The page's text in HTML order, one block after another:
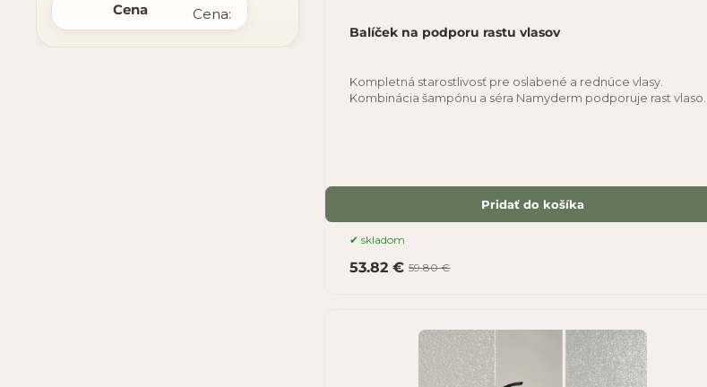
Cena Cena:
Balíček na podporu rastu vlasov
Kompletná starostlivosť pre oslabené a rednúce vlasy.
Kombinácia šampónu a séra Namyderm podporuje rast vlasov,
skladom
53.82 € 59.80 €
Pridať do košíka